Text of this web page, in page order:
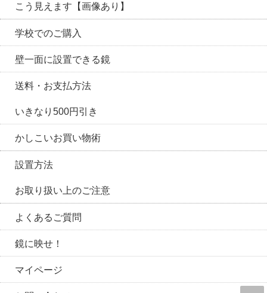
こう見えます【画像あり】
学校でのご購入
壁一面に設置できる鏡
送料・お支払方法
いきなり500円引き
かしこいお買い物術
設置方法
お取り扱い上のご注意
よくあるご質問
鏡に映せ！
マイページ